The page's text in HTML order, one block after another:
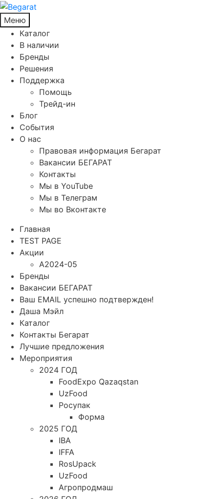
Меню
Каталог
В наличии
Бренды
Решения
Поддержка
Помощь
Трейд-ин
Блог
События
О нас
Правовая информация Бегарат
Вакансии БЕГАРАТ
Контакты
Мы в YouTube
Мы в Телеграм
Мы во Вконтакте
Главная
TEST PAGE
Акции
A2024-05
Бренды
Вакансии БЕГАРАТ
Ваш EMAIL успешно подтвержден!
Даша Мэйл
Каталог
Контакты Бегарат
Лучшие предложения
Мероприятия
2024 ГОД
FoodExpo Qazaqstan
UzFood
Росупак
Форма
2025 ГОД
IBA
IFFA
RosUpack
UzFood
Агропродмаш